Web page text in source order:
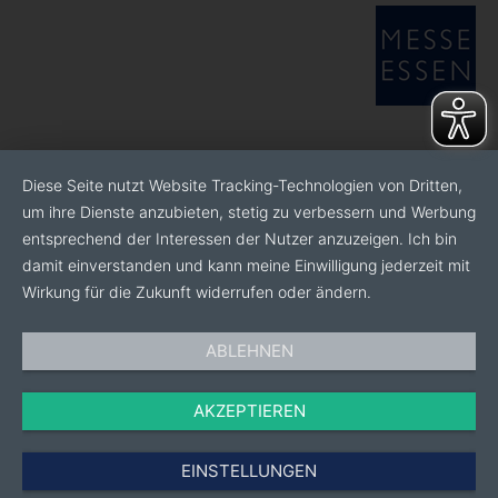
Gelände aufgrund der luftgefüllten Breitreifen.
Anwesen, kommunale Einrich- tungen, Landwirtschaft
und Reitschulen bieten wir die passenden
Transportkarren.
Vom stufenlos verstellbaren Pflanztrogheber, über
Stechzähnen, Stamm- halter, Asthalter, Klemmbacken
und sogar einen Kran, bieten wir Ihnen für jede
Situation den passenden Helfer. Egal ob Sie große
Tröge, Töpfe, Steine, Ballenware, Strohballen,
Heuballen, Holzstämme oder beladene Paletten
transportieren müssen – die Transportkarren von
Diese Seite nutzt Website Tracking-Technologien von Dritten,
um ihre Dienste anzubieten, stetig zu verbessern und Werbung
entsprechend der Interessen der Nutzer anzuzeigen. Ich bin
damit einverstanden und kann meine Einwilligung jederzeit mit
Wirkung für die Zukunft widerrufen oder ändern.
ABLEHNEN
AKZEPTIEREN
EINSTELLUNGEN